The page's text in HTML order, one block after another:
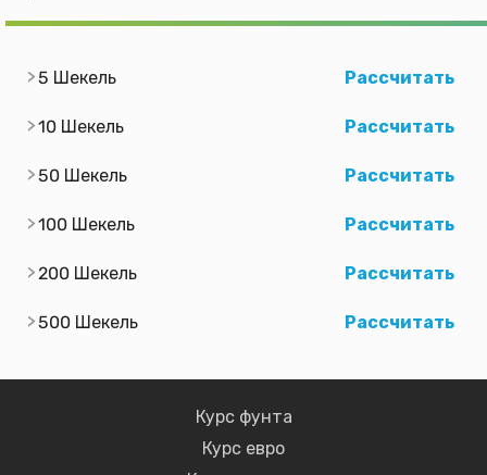
5 Шекель Рассчитать
10 Шекель Рассчитать
50 Шекель Рассчитать
100 Шекель Рассчитать
200 Шекель Рассчитать
500 Шекель Рассчитать
Курс фунта
Курс евро